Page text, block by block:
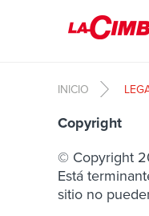
INICIO
Copyright
© Copyright
Está
sitio no